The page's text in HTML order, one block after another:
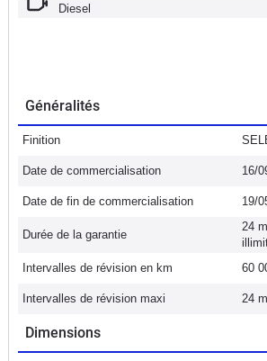
Diesel
Généralités
Finition
Date de commercialisation 16/
Date de fin de commercialisation 19/
Durée de la garantie
24
Intervalles de révision en km
60
Intervalles de révision maxi 24
Dimensions